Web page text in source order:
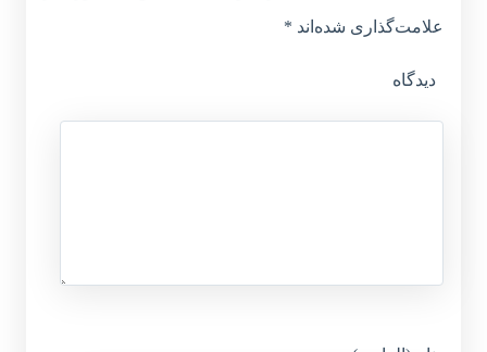
علامت‌گذاری شده‌اند *
دیدگاه